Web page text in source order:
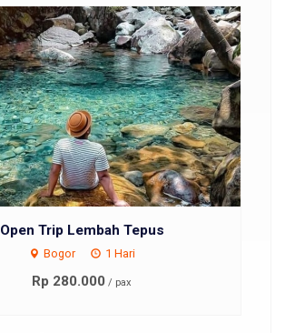
Open Trip Lembah Tepus
Bogor 1 Hari
Rp 280.000 / pax